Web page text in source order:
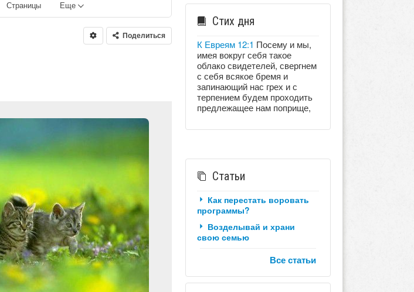
Страницы Еще
Поделиться
Стих дня
К Евреям 12:1 Посему и мы,
имея вокруг себя такое
облако свидетелей, свергнем
с себя всякое бремя и
запинающий нас грех и с
терпением будем проходить
предлежащее нам поприще,
Статьи
Как перестать воровать
программы?
Возделывай и храни
свою семью
Все статьи